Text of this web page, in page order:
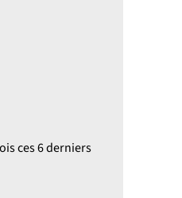
ces 6 derniers